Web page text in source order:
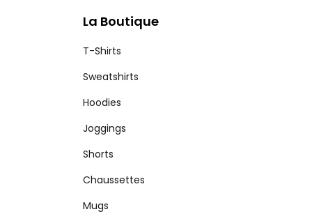
La Boutique
T-Shirts
Sweatshirts
Hoodies
Joggings
Shorts
Chaussettes
Mugs